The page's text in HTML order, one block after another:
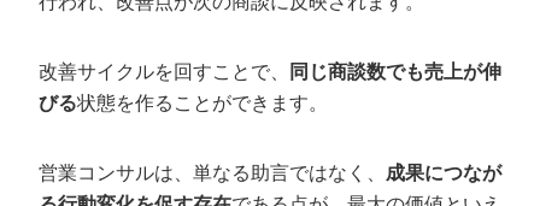
改善サイクルを回すことで、
同じ商談数でも売上が伸
びる状態を作ることができます。
営業コンサルは、単なる助言ではなく、 成果につなが